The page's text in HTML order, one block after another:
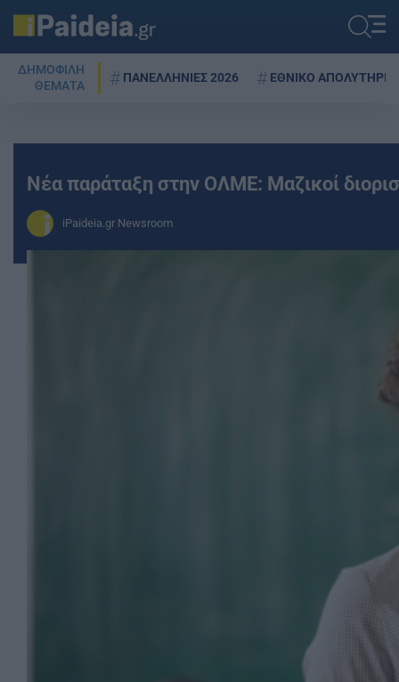
ΔΗΜΟΦΙΛΗ
ΘΕΜΑΤΑ
ΠΑΝΕΛΛΗΝΙΕΣ 2026 ΕΘΝΙΚΟ ΑΠΟΛΥΤΗΡΙΟ
Νέα παράταξη στην ΟΛΜΕ: Μαζικοί
iPaideia.gr Newsroom